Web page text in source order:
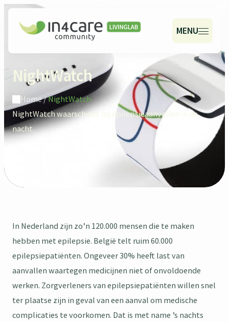
MENU
NightWatch
Home/NightWatch
NightWatch waarschuwt bij epilepsieaanvallen in de
nacht.
In Nederland zijn zo’n 120.000 mensen die te maken
hebben met epilepsie. België telt ruim 60.000
epilepsiepatiënten. Ongeveer 30% heeft last van
aanvallen waartegen medicijnen niet of onvoldoende
werken. Zorgverleners van epilepsiepatiënten willen snel
ter plaatse zijn in geval van een aanval om medische
complicaties te voorkomen. Dat is met name ’s nachts